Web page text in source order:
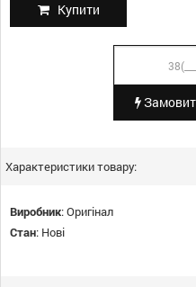
Купити
Характеристики товару:
Виробник:Оригінал
Стан: Нові